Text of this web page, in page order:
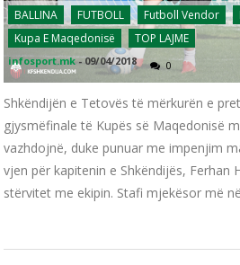
BALLINA FUTBOLL Futboll Vendor
Kupa E Maqedonisë
TOP LAJME
infosport.mk -09/04/2018 0
Shkëndijën e Tetovës të mërkurën e
gjysmëfinale të Kupës së Maqedonisë
vazhdojnë, duke punuar me impenjim
vjen për kapitenin e Shkëndijës, Ferhan
stërvitet me ekipin. Stafi mjekësor më